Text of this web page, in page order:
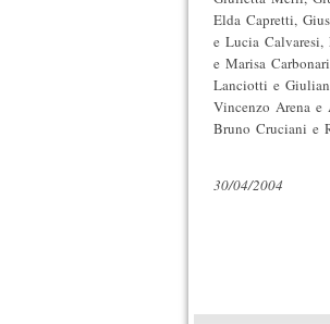
Elda Capretti,
e Lucia
e Marisa
Lanciotti e
Vincenzo Arena e
Bruno Cruciani e
30/04/2004